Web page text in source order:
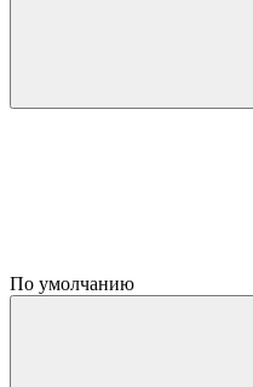
По умолчанию